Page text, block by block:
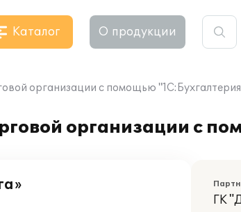
Каталог О продукции
организации с помощью
организации с
ГК